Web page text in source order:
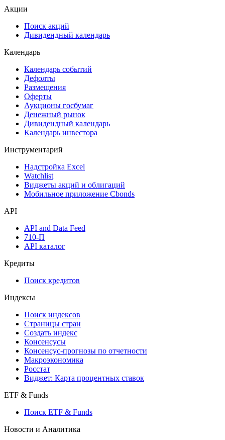
ESG
Самые популярные облигации на Cbonds.ru
Дивидендный календарь
Календарь
Календарь событий
Дефолты
Размещения
Оферты
Аукционы госбумаг
Денежный рынок
Календарь инвестора
Инструментарий
Надстройка Excel
Мобильное приложение Cbonds
API
API and Data Feed
API каталог
Кредиты
Поиск кредитов
Индексы
Поиск индексов
Страницы стран
Создать индекс
Консенсусы
Консенсус-прогнозы по отчетности
Макроэкономика
Виджет: Карта процентных ставок
ETF & Funds